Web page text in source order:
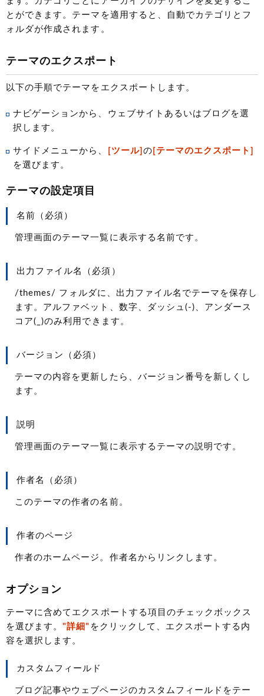
とができます。テーマを適用すると、自動でカテゴリとフ
ォルダが作成されます。
テーマのエクスポート
以下の手順でテーマをエクスポートします。
ナビゲーションから、ウェブサイトあるいはブログを選
択します。
サイドメニューから、 [ツール] の [テーマのエクスポート]
を選びます。
テーマの設定項目
名前（必須）
管理画面のテーマ一覧に表示する名前です。
出力ファイル名（必須）
/themes/ フォルダに、出力ファイル名でテーマを保存し
ます。アルファベット、数字、ダッシュ(-)、アンダース
コア(_)のみ利用できます。
バージョン（必須）
テーマの内容を更新したら、バージョン番号を新しくし
ます。
説明
管理画面のテーマ一覧に表示するテーマの説明です。
作者名（必須）
このテーマの作者の名前。
作者のページ
作者のホームページ。作者名からリンクします。
オプション
テーマに含めてエクスポートする項目のチェックボックス
を選びます。"詳細" をクリックして、エクスポートする内
容を選択します。
カスタムフィールド
ブログ記事やウェブページのカスタムフィールドをテー